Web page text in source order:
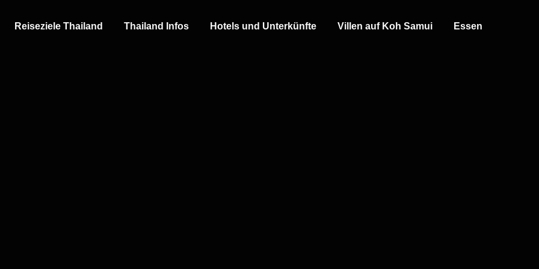
Reiseziele Thailand Thailand Infos Hotels und Unterkünfte Villen auf Koh Samui Essen